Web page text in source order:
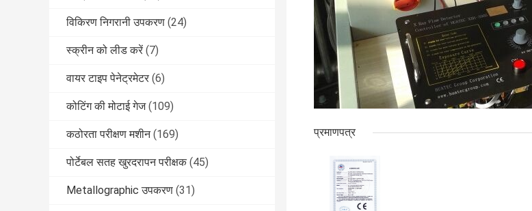
विकिरण निगरानी उपकरण (24)
स्क्रीन को लीड करें (7)
वायर टाइप पेनेट्रमेटर (6)
कोटिंग की मोटाई गेज (109)
कठोरता परीक्षण मशीन (169)
पोर्टेबल सतह खुरदरापन परीक्षक (45)
Metallographic उपकरण (31)
प्रमाणपत्र